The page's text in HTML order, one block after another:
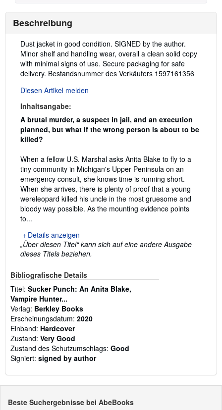
Beschreibung
Beschreibung:
Dust jacket in good condition. SIGNED by the author.
Minor shelf and handling wear, overall a clean solid copy
with minimal signs of use. Secure packaging for safe
delivery. Bestandsnummer des Verkäufers 1597161356
Diesen Artikel melden
Inhaltsangabe:
A brutal murder, a suspect in jail, and an execution
planned, but what if the wrong person is about to be
killed?⠀⠀
When a fellow U.S. Marshal asks Anita Blake to fly to a
tiny community in Michigan's Upper Peninsula on an
emergency consult, she knows time is running short.
When she arrives, there is plenty of proof that a young
wereleopard killed his uncle in the most gruesome and
bloody way possible. As the mounting evidence points
to...
Details anzeigen
„Über diesen Titel“ kann sich auf eine andere Ausgabe
dieses Titels beziehen.
Bibliografische Details
Titel: Sucker Punch: An Anita Blake,
Vampire Hunter...
Verlag: Berkley Books
Erscheinungsdatum: 2020
Einband: Hardcover
Zustand: Very Good
Zustand des Schutzumschlags: Good
Signiert: signed by author
Beste Suchergebnisse bei AbeBooks